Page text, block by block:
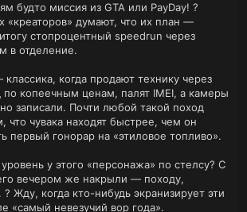
будто миссия из GTA или PayDay! ?
«креаторов» думают, что их план —
стопроцентный speedrun через
в отделение.
когда продают технику через
по копеечным ценам, палят IMEI, а камеры
записали. Почти любой такой поход
что чувака находят быстрее, чем он
первый гонорар на «этиловое топливо».
у этого «персонажа» по стелсу? С
вечером же накрыли — походу,
Жду, когда кто-нибудь экранизирует эти
«самый невезучий вор года».